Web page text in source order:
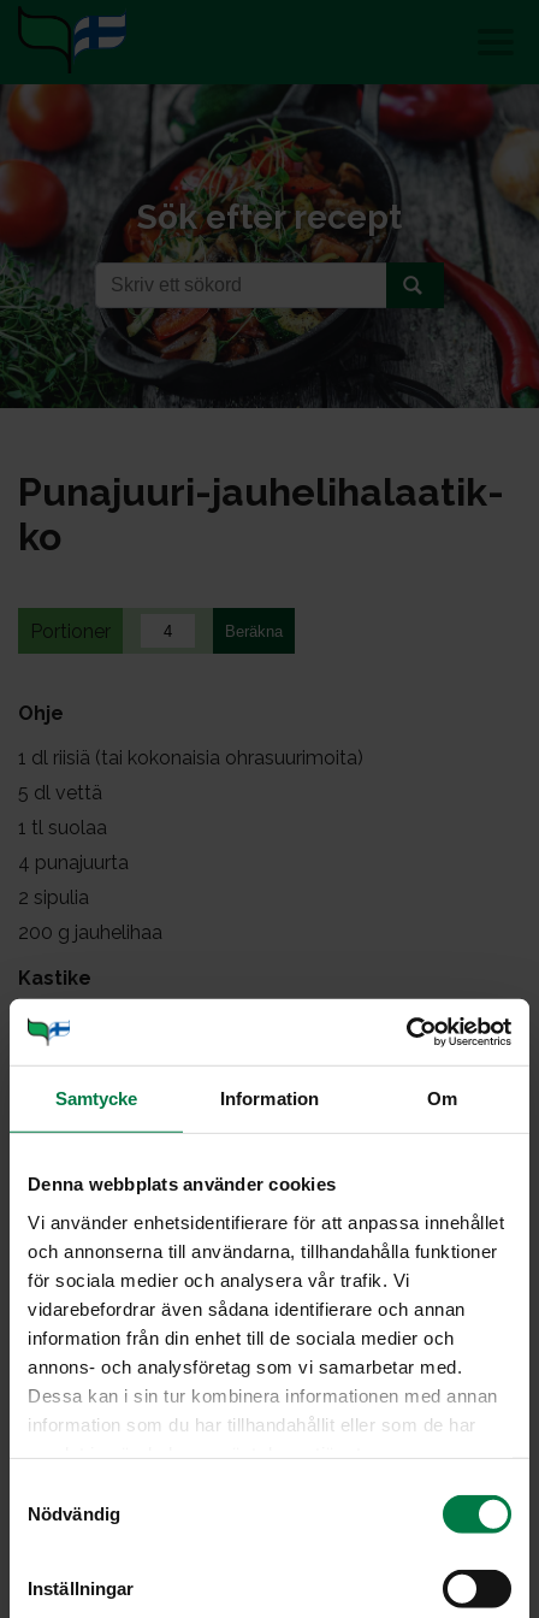
Samtycke Information Om
Denna webbplats använder cookies
Vi använder enhetsidentifierare för att anpassa innehållet
och annonserna till användarna, tillhandahålla funktioner
för sociala medier och analysera vår trafik. Vi
vidarebefordrar även sådana identifierare och annan
information från din enhet till de sociala medier och
annons- och analysföretag som vi samarbetar med.
Dessa kan i sin tur kombinera informationen med annan
information som du har tillhandahållit eller som de har
Nödvändig
Inställningar
Sök efter recept
Pu­na­juu­ri-jau­he­li­ha­laa­tik­
ko
Portioner
Ohje
1 dl riisiä (tai kokonaisia ohrasuurimoita)
5 dl vettä
1 tl suolaa
4 punajuurta
2 sipulia
200 g jauhelihaa
Kastike
2munaa
tl suolaa
valkopippuria
Keitä riisit tai ohrasuurimot kypsiksi suolalla
maustetussa vedessä.
Kuori ja raasta punajuuret. Kuori ja hienonna sipulit.
Paista sipulisilppua jauhelihan kanssa pannulla. Sekoita
riisi, punajuuriraaste ja sipuli-jauhelihaseos keskenään.
Levitä seos voideltuun univuokaan.
Sekoita munamaidon ainekset keskenään ja kaada
vuokaan.
Tarjoa lisänä raikasta salaattia.